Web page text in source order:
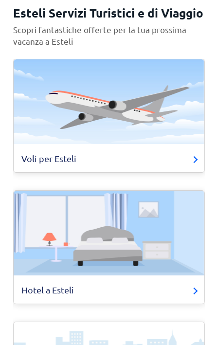
Esteli Servizi Turistici e di Viaggio
Scopri fantastiche offerte per la tua prossima
vacanza a Esteli
Voli per Esteli
Hotel a Esteli